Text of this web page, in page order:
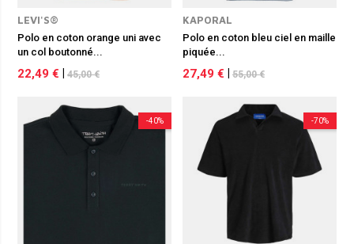
LEVI'S®
Polo en coton orange uni avec
un col boutonné...
22,49 € 45,00 €
KAPORAL
Polo en coton bleu ciel en maille
piquée...
27,49 € 55,00 €
-40% -70%